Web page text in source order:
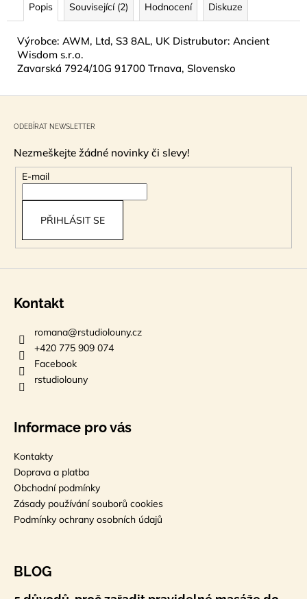
Popis Související (2) Hodnocení Diskuze
Výrobce: AWM, Ltd, S3 8AL, UK Distrubutor: Ancient
Wisdom s.r.o.
Zavarská 7924/10G 91700 Trnava, Slovensko
ODEBÍRAT NEWSLETTER
Nezmeškejte žádné novinky či slevy!
E-mail
PŘIHLÁSIT SE
Kontakt
romana@rstudiolouny.cz
+420 775 909 074
Facebook
rstudiolouny
Informace pro vás
Kontakty
Doprava a platba
Obchodní podmínky
Zásady používání souborů cookies
Podmínky ochrany osobních údajů
BLOG